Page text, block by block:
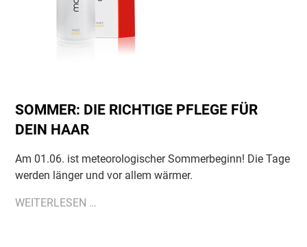
SOMMER: DIE RICHTIGE PFLEGE FÜR
DEIN HAAR
Am 01.06. ist meteorologischer Sommerbeginn! Die Tage
werden länger und vor allem wärmer.
WEITERLESEN …